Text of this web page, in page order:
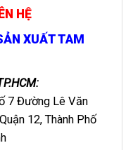
HỆ
XUẤT TAM
7 Đường Lê Văn
12, Thành Phố